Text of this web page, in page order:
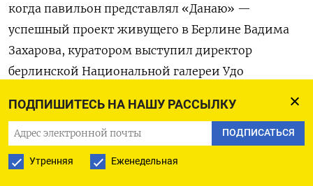
ПОДПИШИТЕСЬ НА НАШУ РАССЫЛКУ
ПОДПИСАТЬСЯ
Утренняя Еженедельная
когда павильон представлял «Данаю» —
успешный проект живущего в Берлине Вадима
Захарова, куратором выступил директор
берлинской Национальной галереи Удо
павильон» замечательной Ирины Наховой,
давно обитающей в Нью-Джерси и власть
РФ ни коим образом не представляющей, был